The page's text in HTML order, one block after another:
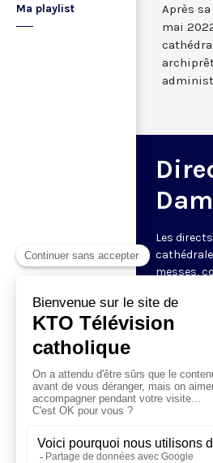
Ma playlist
Après
mai
Les
cathédrale
messes,